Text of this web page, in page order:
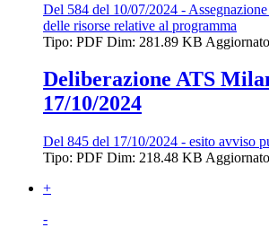
Del 584 del 10/07/2024 -
delle risorse relative al programma
Tipo: PDF Dim: 281.89 KB
Deliberazione ATS
17/10/2024
Del 845 del 17/10/2024 - esito avviso
Tipo: PDF Dim: 218.48 KB
+
-